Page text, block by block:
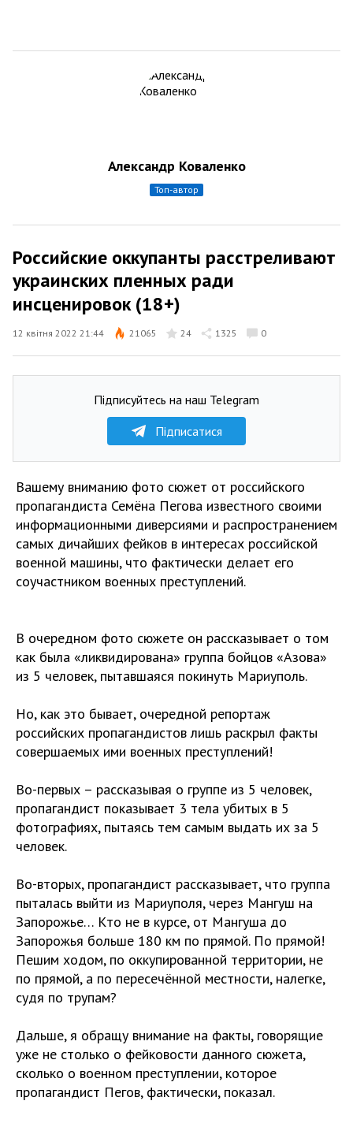
Александр Коваленко
топ-автор
Российские оккупанты расстреливают
украинских пленных ради
инсценировок (18+)
12 квітня 2022 21:44 21065 24 1325 0
Підписуйтесь на наш Telegram
Підписатися
Вашему вниманию фото сюжет от российского
пропагандиста Семёна Пегова известного своими
информационными диверсиями и распространением
самых дичайших фейков в интересах российской
военной машины, что фактически делает его
соучастником военных преступлений.
В очередном фото сюжете он рассказывает о том
как была «ликвидирована» группа бойцов «Азова»
из 5 человек, пытавшаяся покинуть Мариуполь.
Но, как это бывает, очередной репортаж
российских пропагандистов лишь раскрыл факты
совершаемых ими военных преступлений!
Во-первых – рассказывая о группе из 5 человек,
пропагандист показывает 3 тела убитых в 5
фотографиях, пытаясь тем самым выдать их за 5
человек.
Во-вторых, пропагандист рассказывает, что группа
пыталась выйти из Мариуполя, через Мангуш на
Запорожье… Кто не в курсе, от Мангуша до
Запорожья больше 180 км по прямой. По прямой!
Пешим ходом, по оккупированной территории, не
по прямой, а по пересечённой местности, налегке,
судя по трупам?
Дальше, я обращу внимание на факты, говорящие
уже не столько о фейковости данного сюжета,
сколько о военном преступлении, которое
пропагандист Пегов, фактически, показал.